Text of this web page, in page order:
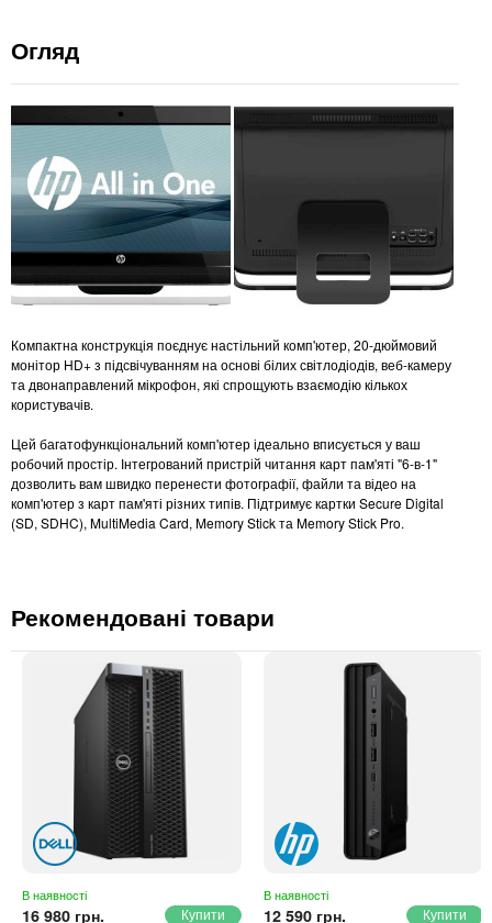
Огляд
Компактна конструкція поєднує настільний комп'ютер, 20-дюймовий
монітор HD+ з підсвічуванням на основі білих світлодіодів, веб-камеру
та двонаправлений мікрофон, які спрощують взаємодію кількох
користувачів.
Цей багатофункціональний комп'ютер ідеально вписується у ваш
робочий простір. Інтегрований пристрій читання карт пам'яті "6-в-1"
дозволить вам швидко перенести фотографії, файли та відео на
комп'ютер з карт пам'яті різних типів. Підтримує картки Secure Digital
(SD, SDHC), MultiMedia Card, Memory Stick та Memory Stick Pro.
Рекомендовані товари
В наявності
16 980 грн.
В наявності
12 590 грн.